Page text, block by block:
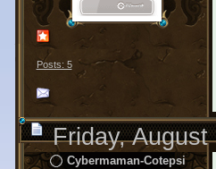
Posts: 5
Friday,
Cybermaman-Cotepsi